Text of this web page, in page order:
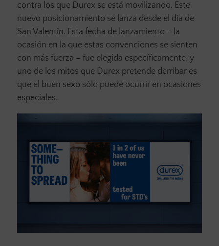
contra los que Durex se está movilizando. Este
nuevo posicionamiento se lanza desde el día de
San Valentín. Esta fecha de lanzamiento – la
ocasión en la que estas convenciones se sienten
con más fuerza – fue elegida específicamente, y
uno de los mitos que Durex pretende derribar es
que el buen sexo sólo puede ocurrir en ocasiones
especiales.